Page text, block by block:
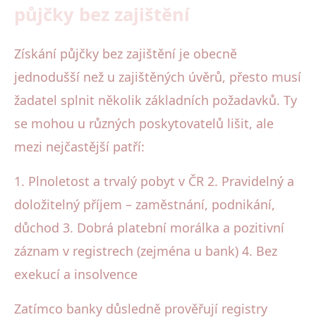
půjčky bez zajištění
Získání půjčky bez zajištění je obecně
jednodušší než u zajištěných úvěrů, přesto musí
žadatel splnit několik základních požadavků. Ty
se mohou u různých poskytovatelů lišit, ale
mezi nejčastější patří:
1. Plnoletost a trvalý pobyt v ČR 2. Pravidelný a
doložitelný příjem – zaměstnání, podnikání,
důchod 3. Dobrá platební morálka a pozitivní
záznam v registrech (zejména u bank) 4. Bez
exekucí a insolvence
Zatímco banky důsledně prověřují registry